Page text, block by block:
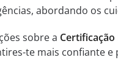
abordando os
sobre a Certificação
te mais confiante e